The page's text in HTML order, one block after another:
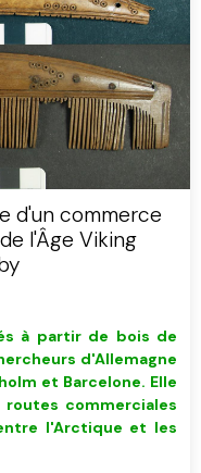
d'un commerce
l'Âge Viking
à partir de bois de
d'Allemagne
et Barcelone. Elle
commerciales
l'Arctique et les